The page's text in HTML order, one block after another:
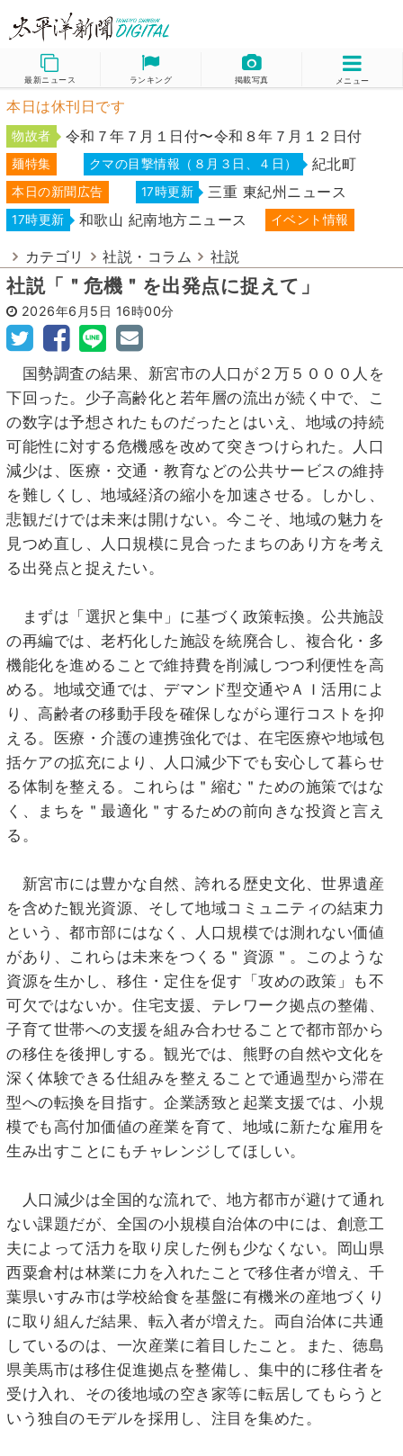
最新ニュース ランキング 掲載写真 メニュー
本日は休刊日です
物故者 令和７年７月１日付〜令和８年７月１２日付
麺特集 クマの目撃情報（８月３日、４日） 紀北町
本日の新聞広告 17時更新 三重 東紀州ニュース
17時更新 和歌山 紀南地方ニュース イベント情報
カテゴリ 社説・コラム 社説
社説「＂危機＂を出発点に捉えて」
2026年6月5日 16時00分
国勢調査の結果、新宮市の人口が２万５０００人を
下回った。少子高齢化と若年層の流出が続く中で、こ
の数字は予想されたものだったとはいえ、地域の持続
可能性に対する危機感を改めて突きつけられた。人口
減少は、医療・交通・教育などの公共サービスの維持
を難しくし、地域経済の縮小を加速させる。しかし、
悲観だけでは未来は開けない。今こそ、地域の魅力を
見つめ直し、人口規模に見合ったまちのあり方を考え
る出発点と捉えたい。
まずは「選択と集中」に基づく政策転換。公共施設
の再編では、老朽化した施設を統廃合し、複合化・多
機能化を進めることで維持費を削減しつつ利便性を高
める。地域交通では、デマンド型交通やＡＩ活用によ
り、高齢者の移動手段を確保しながら運行コストを抑
える。医療・介護の連携強化では、在宅医療や地域包
括ケアの拡充により、人口減少下でも安心して暮らせ
る体制を整える。これらは＂縮む＂ための施策ではな
く、まちを＂最適化＂するための前向きな投資と言え
る。
新宮市には豊かな自然、誇れる歴史文化、世界遺産
を含めた観光資源、そして地域コミュニティの結束力
という、都市部にはなく、人口規模では測れない価値
があり、これらは未来をつくる＂資源＂。このような
資源を生かし、移住・定住を促す「攻めの政策」も不
可欠ではないか。住宅支援、テレワーク拠点の整備、
子育て世帯への支援を組み合わせることで都市部から
の移住を後押しする。観光では、熊野の自然や文化を
深く体験できる仕組みを整えることで通過型から滞在
型への転換を目指す。企業誘致と起業支援では、小規
模でも高付加価値の産業を育て、地域に新たな雇用を
生み出すことにもチャレンジしてほしい。
人口減少は全国的な流れで、地方都市が避けて通れ
ない課題だが、全国の小規模自治体の中には、創意工
夫によって活力を取り戻した例も少なくない。岡山県
西粟倉村は林業に力を入れたことで移住者が増え、千
葉県いすみ市は学校給食を基盤に有機米の産地づくり
に取り組んだ結果、転入者が増えた。両自治体に共通
しているのは、一次産業に着目したこと。また、徳島
県美馬市は移住促進拠点を整備し、集中的に移住者を
受け入れ、その後地域の空き家等に転居してもらうと
いう独自のモデルを採用し、注目を集めた。